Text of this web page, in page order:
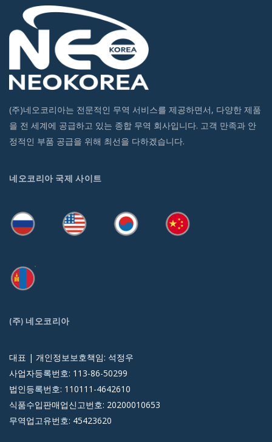
(주)네오코리아는 전문적인 무역 서비스를 제공하면서, 다양한 제품
을 전 세계에 공급하고 있는 종합 무역 회사입니다. 고객 만족과 안
정적인 부품 공급을 위해 최선을 다하겠습니다.
네오코리아 국제 사이트
(주) 네오코리아
대표 | 개인정보보호책임: 석정우
사업자등록번호: 113-86-50299
법인등록번호: 110111-4642610
식품수입판매업신고번호: 20200010653
무역업고유번호: 45423620